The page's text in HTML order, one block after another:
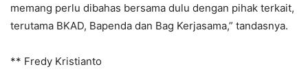
memang perlu dibahas bersama dulu dengan pihak terkait,
terutama BKAD, Bapenda dan Bag Kerjasama,” tandasnya.
** Fredy Kristianto